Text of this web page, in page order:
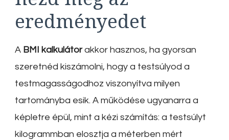
eredményedet
A BMI kalkulátorakkor hasznos, ha gyorsan
szeretnéd kiszámolni, hogy a testsúlyod a
testmagasságodhoz viszonyítva milyen
tartományba esik. A működése ugyanarra a
képletre épül, mint a kézi számítás: a testsúlyt
kilogrammban elosztja a méterben mért